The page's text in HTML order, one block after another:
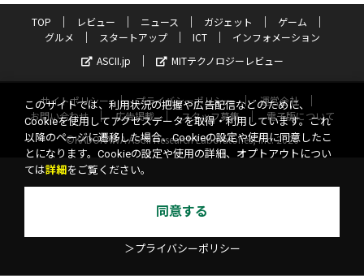
TOP レビュー ニュース ガジェット
ゲーム
グルメ
スタートアップ ICT
インフォメーション
ASCII.jp
MITテクノロジーレビュー
サイトポリシー プライバシーポリシー
運営会社
お問い合わせ
広告掲載 スタッフ募集
電子版について
©KADOKAWA ASCII Research Laboratories, Inc. 2026
このサイトでは、利用状況の把握や広告配信などのために、
Cookieを使用してアクセスデータを取得・利用しています。これ
以降のページに遷移した場合、Cookieの設定や使用に同意したこ
とになります。Cookieの設定や使用の詳細、オプトアウトについ
ては詳細 をご覧ください。
同意する
＞プライバシーポリシー